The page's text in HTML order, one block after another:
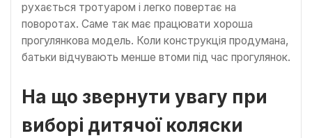
рухається тротуаром і легко повертає на
поворотах. Саме так має працювати хороша
прогулянкова модель. Коли конструкція продумана,
батьки відчувають менше втоми під час прогулянок.
На що звернути увагу при
виборі дитячої коляски